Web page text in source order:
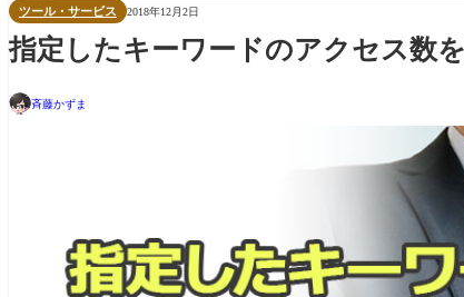
ツール・サービス 2018年12月2日
指定したキーワードのアクセス数
斉藤かずま